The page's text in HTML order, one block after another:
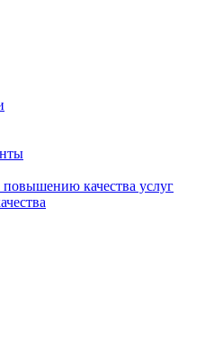
качества услуг